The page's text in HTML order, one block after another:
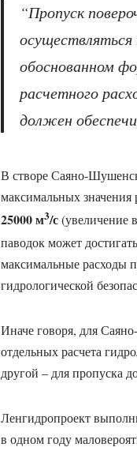
“Пропуск
обоснованном
расчетного
должен
В створе Саяно-
максимальных значения
25000 м3/с(увеличение
паводок может достигать
максимальные расходы
гидрологической
Иначе говоря, для
отдельных расчета
другой – для пропуска
Ленгидропроект
в одном году